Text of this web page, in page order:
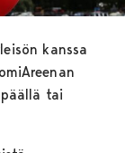
kanssa
tai